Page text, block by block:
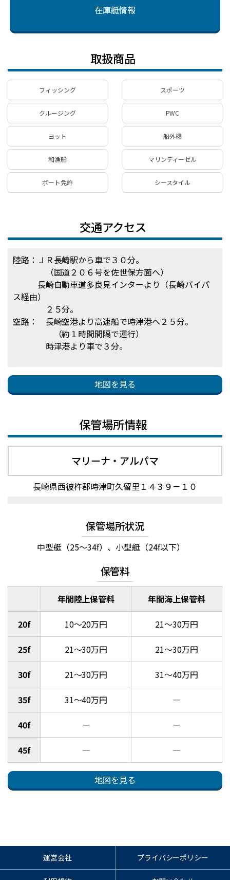
在庫艇情報
取扱商品
フィッシング スポーツ
クルージング PWC
ヨット 船外機
和漁船 マリンディーゼル
ボート免許 シースタイル
交通アクセス
陸路：ＪＲ長崎駅から車で３０分。
（国道２０６号を佐世保方面へ）
長崎自動車道多良見インターより（長崎バイパ
ス経由）
２５分。
空路： 長崎空港より高速船で時津港へ２５分。
（約１時間間隔で運行）
時津港より車で３分。
地図を見る
保管場所情報
マリーナ・アルパマ
長崎県西彼杵郡時津町久留里１４３９－１０
保管場所状況
中型艇（25～34f）、小型艇（24f以下）
保管料
年間陸上保管料 年間海上保管料
20f 10～20万円 21～30万円
25f 21～30万円 21～30万円
30f 21～30万円 31～40万円
35f 31～40万円 ―
40f ― ―
45f ― ―
地図を見る
運営会社 プライバシーポリシー